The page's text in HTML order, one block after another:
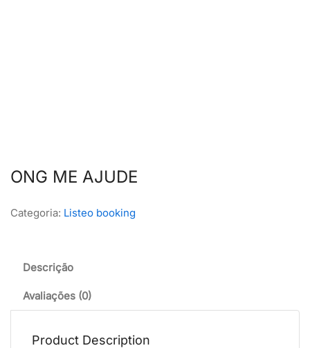
ONG ME AJUDE
Categoria: Listeo booking
Descrição
Avaliações (0)
Product Description